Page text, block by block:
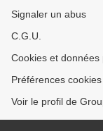
Signaler un abus
C.G.U.
Cookies et données
Préférences cookies
Voir le profil de